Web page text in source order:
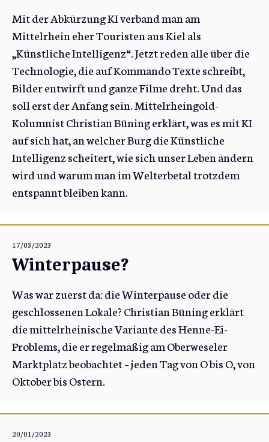
Mit der Abkürzung KI verband man am
Mittelrhein eher Touristen aus Kiel als
„Künstliche Intelligenz“. Jetzt reden alle über die
Technologie, die auf Kommando Texte schreibt,
Bilder entwirft und ganze Filme dreht. Und das
soll erst der Anfang sein. Mittelrheingold-
Kolumnist Christian Büning erklärt, was es mit KI
auf sich hat, an welcher Burg die Künstliche
Intelligenz scheitert, wie sich unser Leben ändern
wird und warum man im Welterbetal trotzdem
entspannt bleiben kann.
17/03/2023
Winterpause?
Was war zuerst da: die Winterpause oder die
geschlossenen Lokale? Christian Büning erklärt
die mittelrheinische Variante des Henne-Ei-
Problems, die er regelmäßig am Oberweseler
Marktplatz beobachtet – jeden Tag von O bis O, von
Oktober bis Ostern.
20/01/2023